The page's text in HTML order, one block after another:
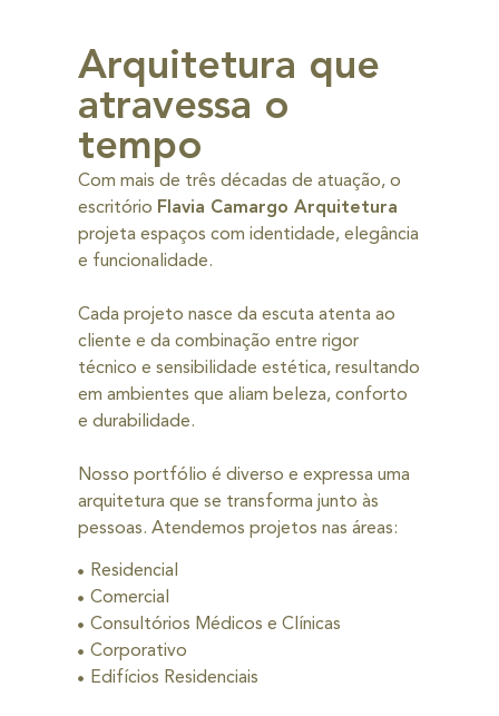
Arquitetura que
atravessa o
tempo
Com mais de três décadas de atuação, o
escritório Flavia Camargo Arquitetura
projeta espaços com identidade, elegância
e funcionalidade.
Cada projeto nasce da escuta atenta ao
cliente e da combinação entre rigor
técnico e sensibilidade estética, resultando
em ambientes que aliam beleza, conforto
e durabilidade.
Nosso portfólio é diverso e expressa uma
arquitetura que se transforma junto às
pessoas. Atendemos projetos nas áreas:
Residencial
Comercial
Consultórios Médicos e Clínicas
Corporativo
Edifícios Residenciais